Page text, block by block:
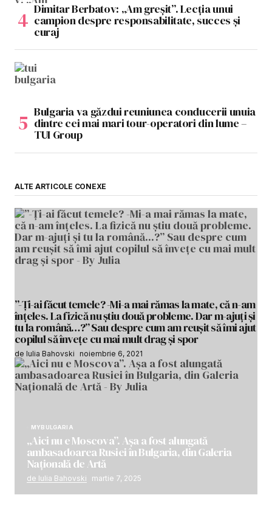
Dimitar Berbatov: „Am greșit”. Lecția unui
campion despre responsabilitate, succes și
curaj
Bulgaria va găzdui reuniunea conducerii unuia
dintre cei mai mari tour-operatori din lume –
TUI Group
ALTE ARTICOLE CONEXE
”-Ți-ai făcut temele? -Mi-a mai rămas la mate, că n-am
înțeles. La fizică nu știu două probleme. Dar m-ajuți și
tu la română…?” Sau despre cum am reușit să îmi ajut
copilul să învețe cu mai mult drag și spor
de Iulia Bahovski noiembrie 6, 2021
MYBULGARIA
„Aici nu e Moscova”. Așa a fost alungată
ambasadoarea Rusiei în Bulgaria, din Galeria
Națională de Artă
de Iulia Bahovski martie 7, 2025